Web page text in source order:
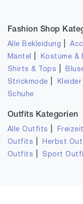
Fashion Shop
Alle Bekleidung |
Mäntel Kostüme &
Shirts & Tops
Strickmode
Kleider
Schuhe
Outfits Kategorien
Alle Outfits
Outfits
Herbst
Outfits
Sport